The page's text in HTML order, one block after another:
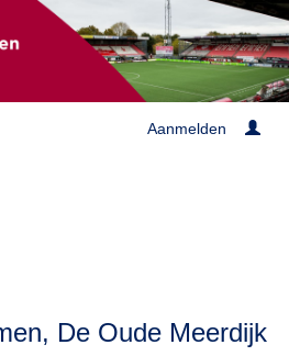
Aanmelden
De Oude Meerdijk